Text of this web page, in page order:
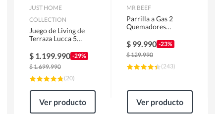
JUST HOME
COLLECTION
Juego de Living de
Terraza Lucca 5
$ 1.199.990 -29%
$1.699.990
(20)
Ver producto
MR BEEF
Parrilla a Gas 2
Quemadores
$ 99.990 -23%
$129.990
(243)
Ver producto